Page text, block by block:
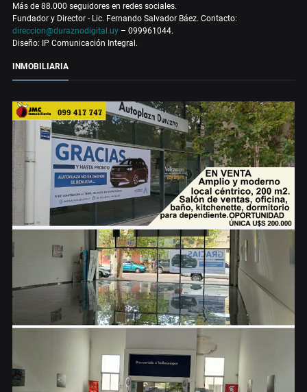
Más de 88.000 seguidores en redes sociales.
Fundador y Director - Lic. Fernando Salvador Báez. Contacto:
direccion@duraznodigital.uy – 099961044.
Diseño: IP Comunicación Integral.
INMOBILIARIA